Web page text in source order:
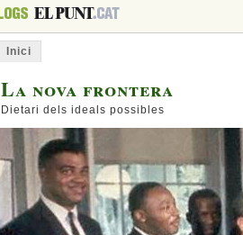
Inici
La nova frontera
Dietari dels ideals possibles